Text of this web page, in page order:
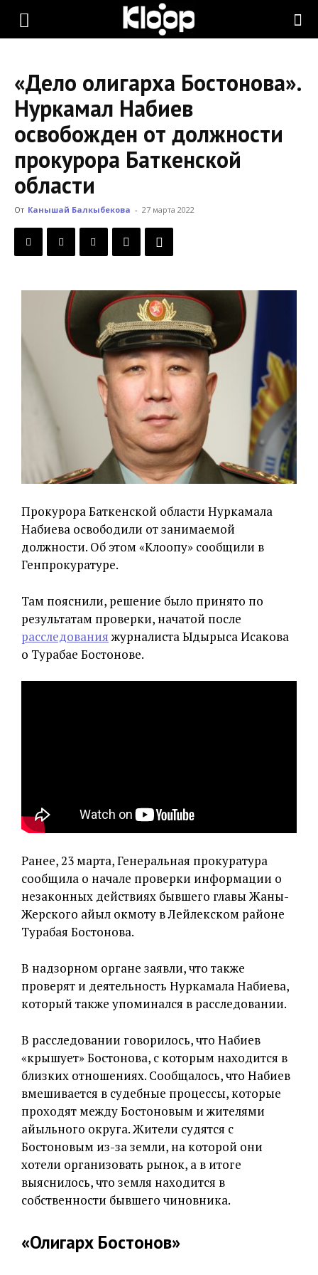
KLOOP.KG
Новости
Кыргызстана
«Дело олигарха Бостонова».
Нуркамал Набиев
освобожден от должности
прокурора Баткенской
области
От Канышай Балкыбекова - 27 марта 2022
Прокурора Баткенской области Нуркамала
Набиева освободили от занимаемой
должности. Об этом «Клоопу» сообщили в
Генпрокуратуре.
Там пояснили, решение было принято по
результатам проверки, начатой после
расследования журналиста Ыдырыса Исакова
о Турабае Бостонове.
Ранее, 23 марта, Генеральная прокуратура
сообщила о начале проверки информации о
незаконных действиях бывшего главы Жаны-
Жерского айыл окмоту в Лейлекском районе
Турабая Бостонова.
В надзорном органе заявли, что также
проверят и деятельность Нуркамала Набиева,
который также упоминался в расследовании.
В расследовании говорилось, что Набиев
«крышует» Бостонова, с которым находится в
близких отношениях. Сообщалось, что Набиев
вмешивается в судебные процессы, которые
проходят между Бостоновым и жителями
айыльного округа. Жители судятся с
Бостоновым из-за земли, на которой они
хотели организовать рынок, а в итоге
выяснилось, что земля находится в
собственности бывшего чиновника.
«Олигарх Бостонов»